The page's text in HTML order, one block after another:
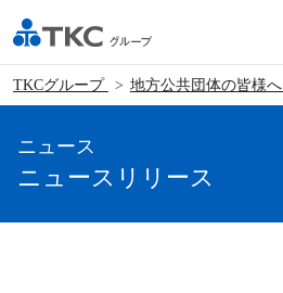
TKCグループ 地方公共団体の皆様へ
ニュース
ニュースリリース